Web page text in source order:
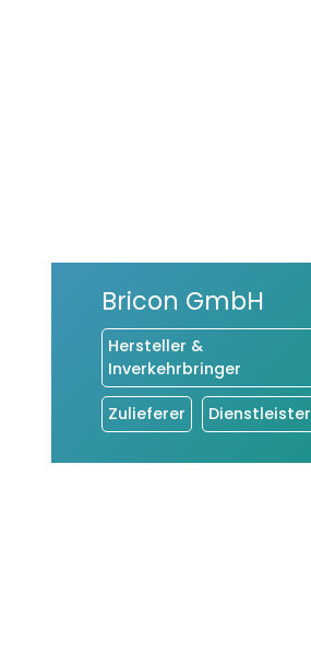
Bricon GmbH
Hersteller &
Inverkehrbringer
Zulieferer Dienstleister